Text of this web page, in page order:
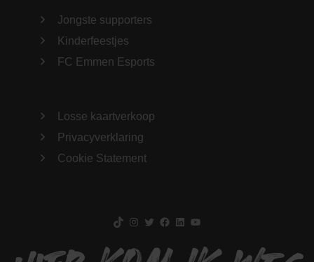
Jongste supporters
Kinderfeestjes
FC Emmen Esports
Losse kaartverkoop
Privacyverklaring
Cookie Statement